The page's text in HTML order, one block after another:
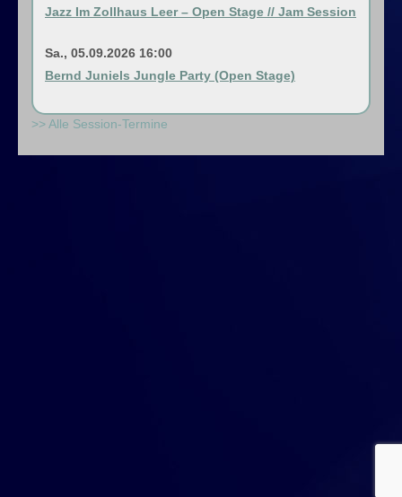
Jazz Im Zollhaus Leer – Open Stage // Jam Session
Sa., 05.09.2026 16:00
Bernd Juniels Jungle Party (Open Stage)
>> Alle Session-Termine